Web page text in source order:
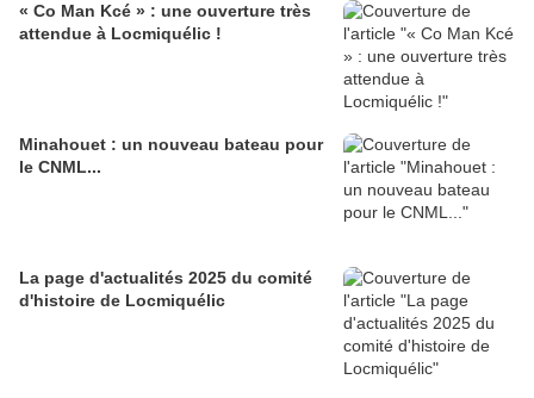
« Co Man Kcé » : une ouverture très
attendue à Locmiquélic !
Minahouet : un nouveau bateau pour
le CNML...
La page d'actualités 2025 du comité
d'histoire de Locmiquélic